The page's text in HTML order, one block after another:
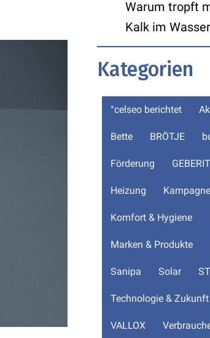
Warum tropft
Kalk im Wasser
Kategorien
°celseo berichtet
Bette BRÖTJE
Förderung GEBERIT
Heizung
Komfort & Hygiene
Marken & Produkte
Sanipa Solar
Technologie & Zukunft
VALLOX